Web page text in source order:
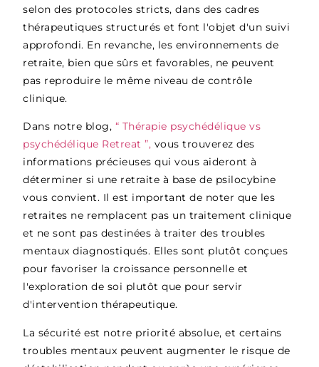
selon des protocoles stricts, dans des cadres
thérapeutiques structurés et font l'objet d'un suivi
approfondi. En revanche, les environnements de
retraite, bien que sûrs et favorables, ne peuvent
pas reproduire le même niveau de contrôle
clinique.
Dans notre blog, “ Thérapie psychédélique vs
psychédélique Retreat ”, vous trouverez des
informations précieuses qui vous aideront à
déterminer si une retraite à base de psilocybine
vous convient. Il est important de noter que les
retraites ne remplacent pas un traitement clinique
et ne sont pas destinées à traiter des troubles
mentaux diagnostiqués. Elles sont plutôt conçues
pour favoriser la croissance personnelle et
l'exploration de soi plutôt que pour servir
d'intervention thérapeutique.
La sécurité est notre priorité absolue, et certains
troubles mentaux peuvent augmenter le risque de